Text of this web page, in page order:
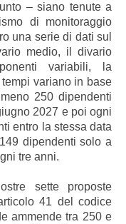
– siano tenute a
di monitoraggio
una serie di dati sul
medio, il divario
variabili, la
variano in base
250 dipendenti
2027 e poi ogni
entro la stessa data
dipendenti solo a
tre anni.
sette proposte
41 del codice
ammende tra 250 e